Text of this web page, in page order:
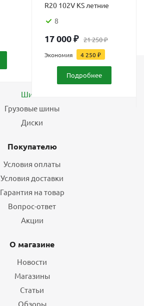
R20 102V KS летние
8
17 000₽ 21 250₽
Экономия 4 250₽
Подробнее
Шины
Грузовые шины
Диски
Покупателю
Условия оплаты
Условия доставки
Гарантия на товар
Вопрос-ответ
Акции
О магазине
Новости
Магазины
Статьи
Обзоры